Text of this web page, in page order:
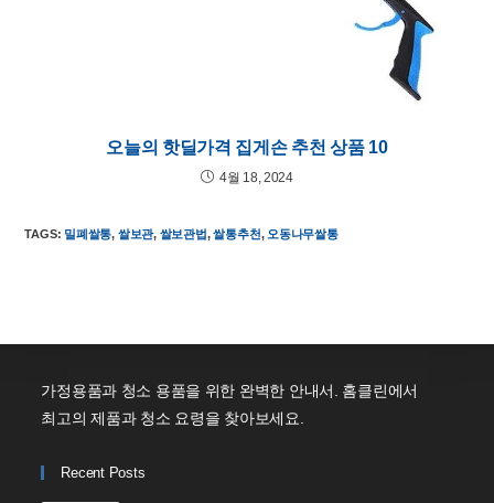
오늘의 핫딜가격 집게손 추천 상품 10
4월 18, 2024
TAGS: 밀폐쌀통, 쌀보관, 쌀보관법, 쌀통추천, 오동나무쌀통
가정용품과 청소 용품을 위한 완벽한 안내서. 홈클린에서
최고의 제품과 청소 요령을 찾아보세요.
Recent Posts